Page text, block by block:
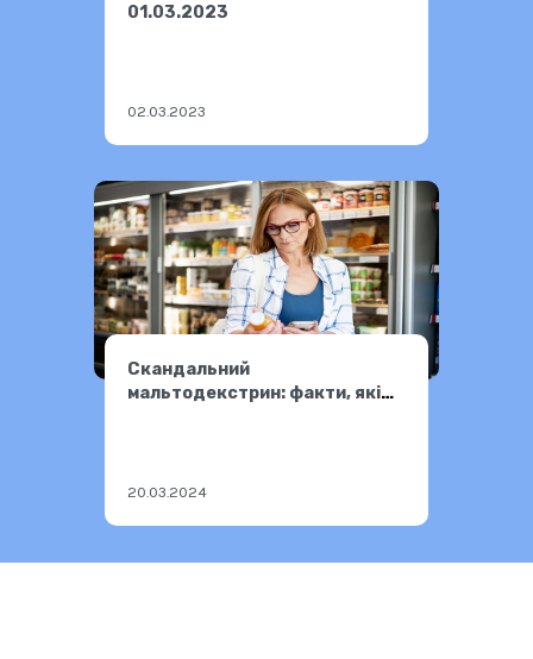
01.03.2023
02.03.2023
Скандальний
мальтодекстрин: факти, які
20.03.2024